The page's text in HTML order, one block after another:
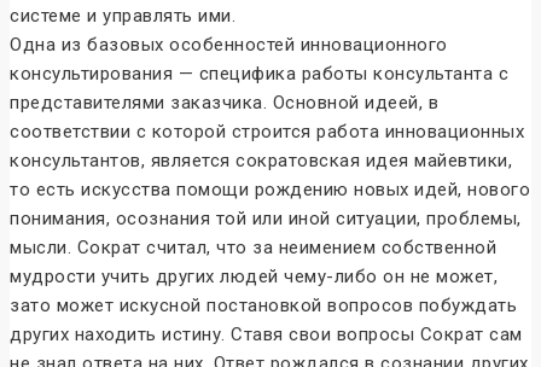
системе и управлять ими.
Одна из базовых особенностей инновационного
консультирования — специфика работы консультанта с
представителями заказчика. Основной идеей, в
соответствии с которой строится работа инновационных
консультантов, является сократовская идея майевтики,
то есть искусства помощи рождению новых идей, нового
понимания, осознания той или иной ситуации, проблемы,
мысли. Сократ считал, что за неимением собственной
мудрости учить других людей чему-либо он не может,
зато может искусной постановкой вопросов побуждать
других находить истину. Ставя свои вопросы Сократ сам